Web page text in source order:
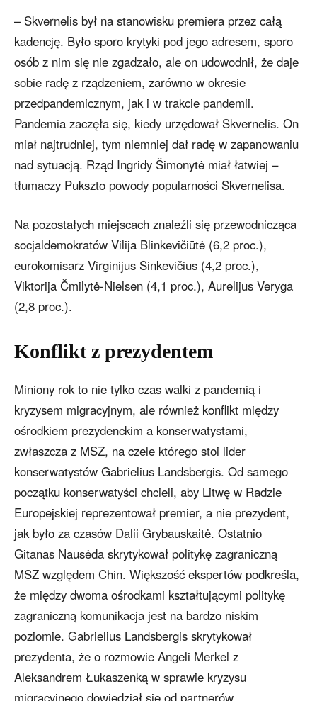
– Skvernelis był na stanowisku premiera przez całą
kadencję. Było sporo krytyki pod jego adresem, sporo
osób z nim się nie zgadzało, ale on udowodnił, że daje
sobie radę z rządzeniem, zarówno w okresie
przedpandemicznym, jak i w trakcie pandemii.
Pandemia zaczęła się, kiedy urzędował Skvernelis. On
miał najtrudniej, tym niemniej dał radę w zapanowaniu
nad sytuacją. Rząd Ingridy Šimonytė miał łatwiej –
tłumaczy Pukszto powody popularności Skvernelisa.
Na pozostałych miejscach znaleźli się przewodnicząca
socjaldemokratów Vilija Blinkevičiūtė (6,2 proc.),
eurokomisarz Virginijus Sinkevičius (4,2 proc.),
Viktorija Čmilytė-Nielsen (4,1 proc.), Aurelijus Veryga
(2,8 proc.).
Konflikt z prezydentem
Miniony rok to nie tylko czas walki z pandemią i
kryzysem migracyjnym, ale również konflikt między
ośrodkiem prezydenckim a konserwatystami,
zwłaszcza z MSZ, na czele którego stoi lider
konserwatystów Gabrielius Landsbergis. Od samego
początku konserwatyści chcieli, aby Litwę w Radzie
Europejskiej reprezentował premier, a nie prezydent,
jak było za czasów Dalii Grybauskaitė. Ostatnio
Gitanas Nausėda skrytykował politykę zagraniczną
MSZ względem Chin. Większość ekspertów podkreśla,
że między dwoma ośrodkami kształtującymi politykę
zagraniczną komunikacja jest na bardzo niskim
poziomie. Gabrielius Landsbergis skrytykował
prezydenta, że o rozmowie Angeli Merkel z
Aleksandrem Łukaszenką w sprawie kryzysu